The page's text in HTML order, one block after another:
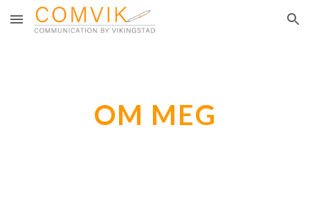
Skip to main content Skip to navigation
OM MEG